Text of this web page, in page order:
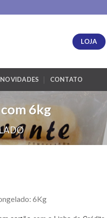
LOJA
NOVIDADES CONTATO
6kg
6Kg